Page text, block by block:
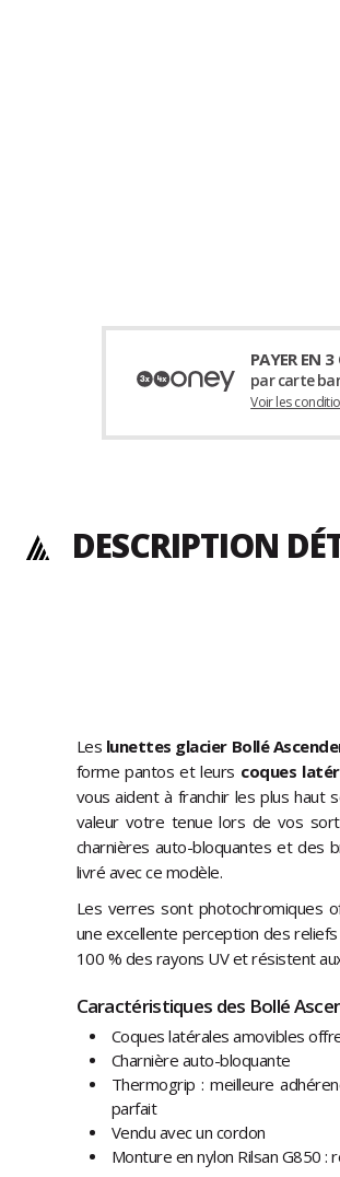
PAYER EN
par carte
Voir les
DESCRIPTION
Les lunettes glacier Bollé
forme pantos et leurs coques
vous aident à franchir les plus haut
valeur votre tenue lors de vos
charnières auto-bloquantes et des
livré avec ce modèle.
Les verres sont photochromiques
une excellente perception des
100 % des rayons UV et résistent
Caractéristiques des Bollé
Coques latérales amovibles
Charnière auto-bloquante
Thermogrip : meilleure
parfait
Vendu avec un cordon
Monture en nylon Rilsan G850